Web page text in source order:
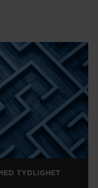
TYDLIGHET